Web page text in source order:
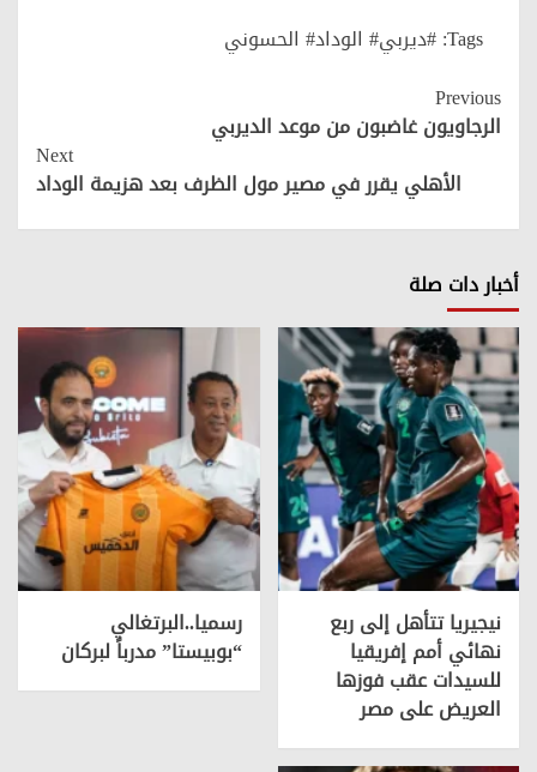
Tags: #ديربي# الوداد# الحسوني
Continue
Reading
Previous
الرجاويون غاضبون من موعد الديربي
Next
الأهلي يقرر في مصير مول الظرف بعد هزيمة الوداد
أخبار دات صلة
نيجيريا تتأهل إلى ربع
نهائي أمم إفريقيا
للسيدات عقب فوزها
العريض على مصر
رسميا..البرتغالي
“بوبيستا” مدرباً لبركان